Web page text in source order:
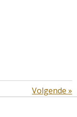
Volgende »